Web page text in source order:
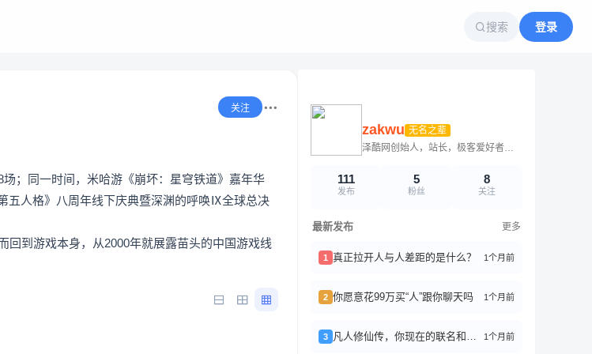
搜索 登录
关注
；同一时间，米哈游《崩坏：星穹铁道》嘉年华
五人格》八周年线下庆典暨深渊的呼唤Ⅸ全球总决
到游戏本身，从2000年就展露苗头的中国游戏线
zakwu 无名之辈
泽酷网创始人，站长，极客爱好者，天文爱好者，科幻作家！
111
发布
5
粉丝
8
关注
最新发布 更多
1 真正拉开人与人差距的是什么？ 1个月前
2 你愿意花99万买“人”跟你聊天吗 1个月前
3 凡人修仙传，你现在的联名和周边我都买不起了 1个月前